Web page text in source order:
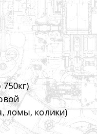
ломы, колики)